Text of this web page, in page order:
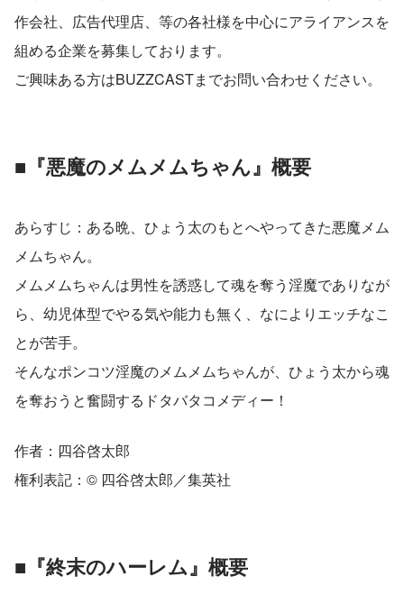
作会社、広告代理店、等の各社様を中心にアライアンスを
組める企業を募集しております。
ご興味ある方はBUZZCASTまでお問い合わせください。
■『悪魔のメムメムちゃん』概要
あらすじ：ある晩、ひょう太のもとへやってきた悪魔メム
メムちゃん。
メムメムちゃんは男性を誘惑して魂を奪う淫魔でありなが
ら、幼児体型でやる気や能力も無く、なによりエッチなこ
とが苦手。
そんなポンコツ淫魔のメムメムちゃんが、ひょう太から魂
を奪おうと奮闘するドタバタコメディー！
作者：四谷啓太郎
権利表記：© 四谷啓太郎／集英社
■『終末のハーレム』概要